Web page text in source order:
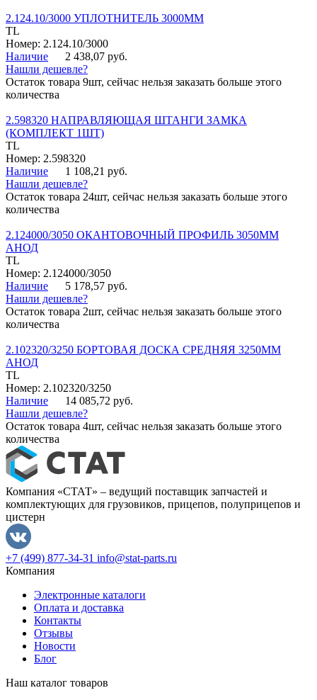
2.124.10/3000 УПЛОТНИТЕЛЬ 3000ММ
TL
Номер: 2.124.10/3000
Наличие
2 438,07 руб.
Нашли дешевле?
Остаток товара 9шт, сейчас нельзя заказать больше этого
количества
2.598320 НАПРАВЛЯЮЩАЯ ШТАНГИ ЗАМКА
(КОМПЛЕКТ 1ШТ)
TL
Номер: 2.598320
Наличие
1 108,21 руб.
Нашли дешевле?
Остаток товара 24шт, сейчас нельзя заказать больше этого
количества
2.124000/3050 ОКАНТОВОЧНЫЙ ПРОФИЛЬ 3050ММ
АНОД
TL
Номер: 2.124000/3050
Наличие
5 178,57 руб.
Нашли дешевле?
Остаток товара 2шт, сейчас нельзя заказать больше этого
количества
2.102320/3250 БОРТОВАЯ ДОСКА СРЕДНЯЯ 3250ММ
АНОД
TL
Номер: 2.102320/3250
Наличие
14 085,72 руб.
Нашли дешевле?
Остаток товара 4шт, сейчас нельзя заказать больше этого
количества
Компания «СТАТ» – ведущий поставщик запчастей и
комплектующих для грузовиков, прицепов, полуприцепов и
цистерн
+7 (499) 877-34-31 info@stat-parts.ru
Компания
Электронные каталоги
Оплата и доставка
Контакты
Отзывы
Новости
Блог
Наш каталог товаров